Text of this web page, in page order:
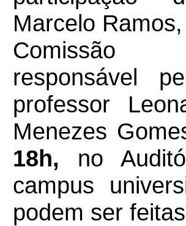
Marcelo
responsável
professor
Menezes
18h, no
campus
podem ser